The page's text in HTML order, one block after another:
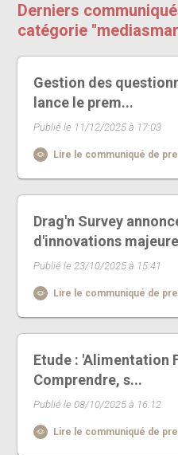
Derniers
catégorie
Gestion des
lance le prem...
Publié le 11/12/2025 à 17:03
Lire le communiqué de
Drag'n Survey
d'innovations
Publié le 23/10/2025 à 15:41
Lire le communiqué de
Etude : 'Alimentation
Comprendre, s...
Publié le 08/10/2025 à 16:12
Lire le communiqué de